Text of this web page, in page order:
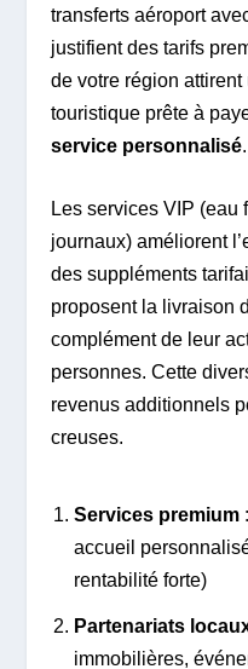
transferts aéroport
justifient des tarifs
de votre région
touristique prête à
service personnalisé.
Les services VIP (eau
journaux) améliorent
des suppléments
proposent la livraison
complément de leur
personnes. Cette
revenus additionnels
creuses.
Services premium:
accueil
rentabilité forte)
Partenariats
immobilières,